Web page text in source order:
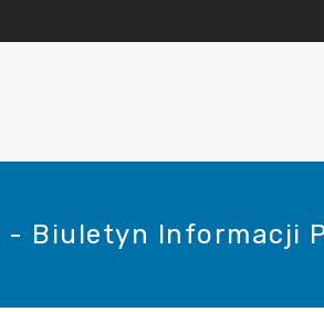
- Biuletyn Informacji